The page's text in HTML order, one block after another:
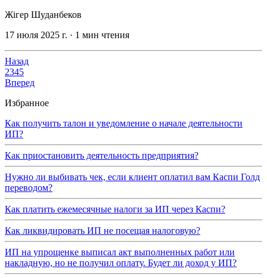
Жігер Шуданбеков
17 июля 2025 г. · 1 мин чтения
Назад
2345
Вперед
Избранное
Как получить талон и уведомление о начале деятельности
ИП?
Как приостановить деятельность предприятия?
Нужно ли выбивать чек, если клиент оплатил вам Каспи Голд
переводом?
Как платить ежемесячные налоги за ИП через Каспи?
Как ликвидировать ИП не посещая налоговую?
ИП на упрощенке выписал акт выполненных работ или
накладную, но не получил оплату. Будет ли доход у ИП?